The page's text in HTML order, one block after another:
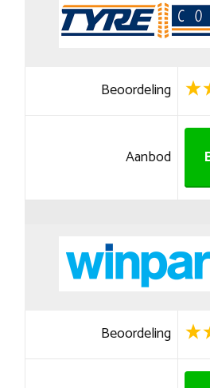
Beoordeling
Aanbod
Beoordeling